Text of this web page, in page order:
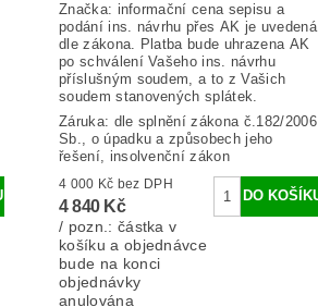
Značka: informační cena sepisu a
podání ins. návrhu přes AK je uvedená
dle zákona. Platba bude uhrazena AK
po schválení Vašeho ins. návrhu
příslušným soudem, a to z Vašich
soudem stanovených splátek.
Záruka: dle splnění zákona č.182/2006
Sb., o úpadku a způsobech jeho
řešení, insolvenční zákon
4 000 Kč bez DPH
4 840 Kč
/ pozn.: částka v
košíku a objednávce
bude na konci
objednávky
anulována